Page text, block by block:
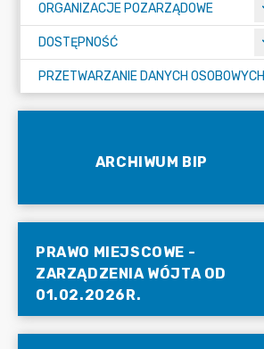
ORGANIZACJE POZARZĄDOWE
DOSTĘPNOŚĆ
PRZETWARZANIE DANYCH OSOBOWYCH
ARCHIWUM BIP
PRAWO MIEJSCOWE -
ZARZĄDZENIA WÓJTA OD
01.02.2026R.